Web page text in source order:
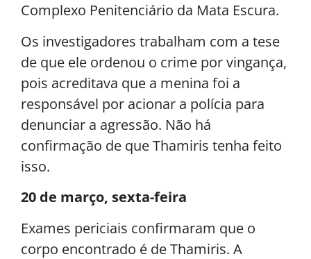
Complexo Penitenciário da Mata Escura.
Os investigadores trabalham com a tese
de que ele ordenou o crime por vingança,
pois acreditava que a menina foi a
responsável por acionar a polícia para
denunciar a agressão. Não há
confirmação de que Thamiris tenha feito
isso.
20 de março, sexta-feira
Exames periciais confirmaram que o
corpo encontrado é de Thamiris. A